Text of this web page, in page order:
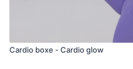
Cardio boxe - Cardio glow